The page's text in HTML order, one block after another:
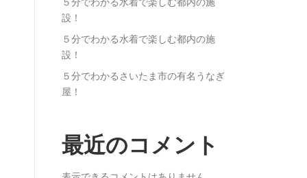
設！
５分でわかる水着で楽しむ都内の施
設！
５分でわかるさいたま市の有名うなぎ
屋！
最近のコメント